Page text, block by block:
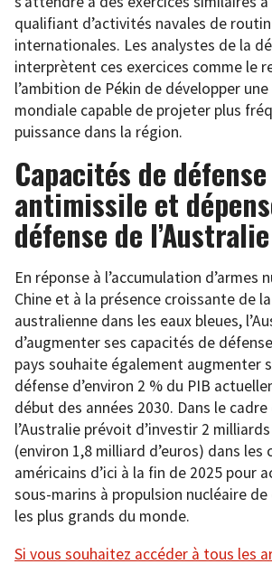
qualifiant d’activités navales de
internationales. Les analystes de la
interprètent ces exercices comme le
l’ambition de Pékin de développer
mondiale capable de projeter plus
puissance dans la région.
Capacités de défense
antimissile et
défense de l’Australie
En réponse à l’accumulation d’armes
Chine et à la présence croissante de
australienne dans les eaux bleues,
d’augmenter ses capacités de
pays souhaite également augmenter
défense d’environ 2 % du PIB
début des années 2030. Dans le
l’Australie prévoit d’investir 2
(environ 1,8 milliard d’euros) dans les
américains d’ici à la fin de 2025 pour
sous-marins à propulsion nucléaire de
les plus grands du monde.
Si vous souhaitez accéder à tous les